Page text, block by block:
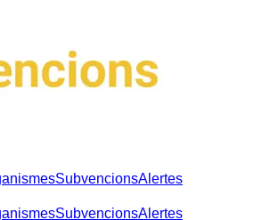
SubvencionsAlertes
SubvencionsAlertes